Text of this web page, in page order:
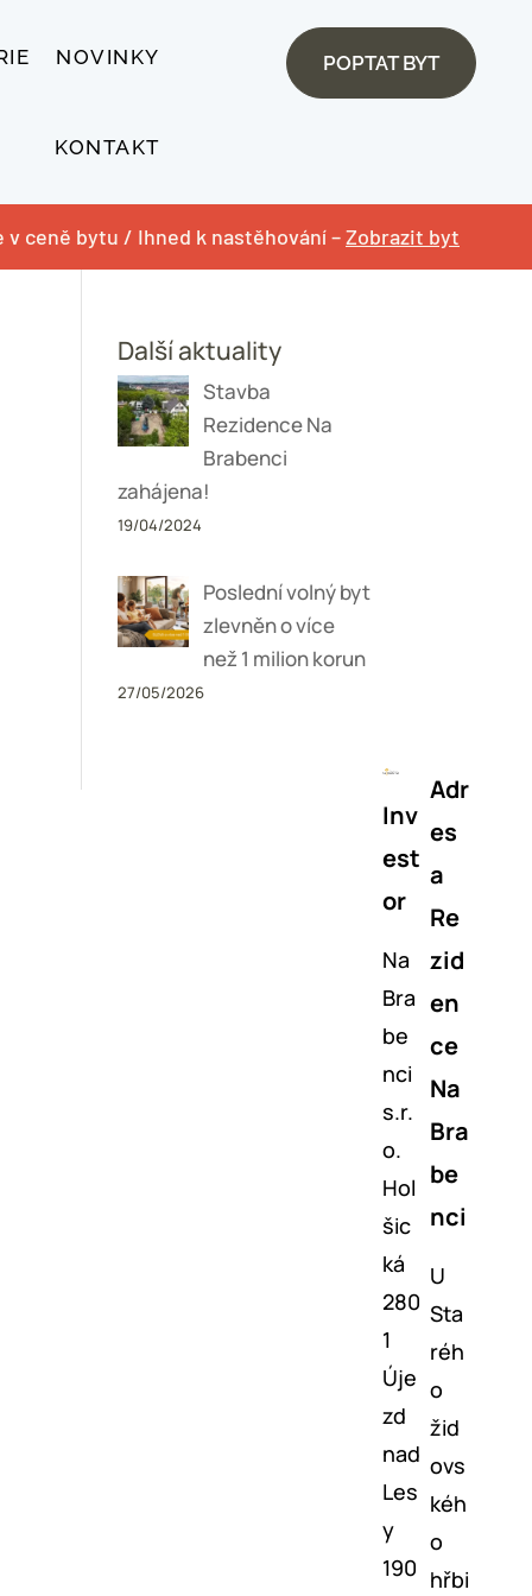
NOVINKY
KONTAKT
POPTAT BYT
v ceně bytu / Ihned k nastěhování –Zobrazit byt
Další aktuality
Stavba
Rezidence Na
Brabenci
zahájena!
19/04/2024
Poslední volný byt
zlevněn o více
než 1 milion korun
27/05/2026
Inv
est
or
Na
Bra
be
nci
s.r.
o.
Hol
šic
ká
280
1
Úje
zd
nad
Les
y
190
Adr
es
a
Re
zid
en
ce
Na
Bra
be
nci
U
Sta
réh
o
žid
ovs
kéh
o
hřbi